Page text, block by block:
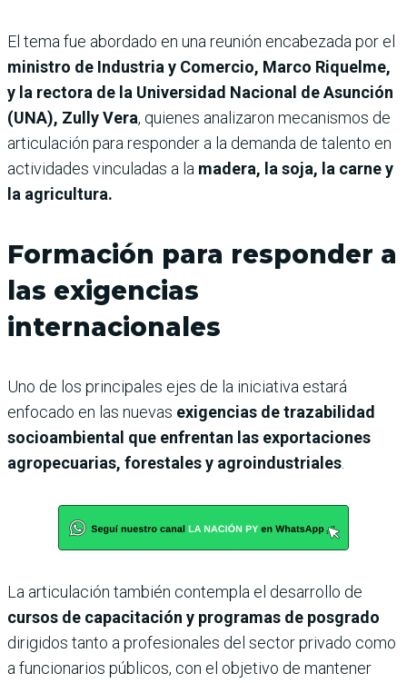
El tema fue abordado en una reunión encabezada por el
ministro de Industria y Comercio, Marco Riquelme,
y la rectora de la Universidad Nacional de Asunción
(UNA), Zully Vera, quienes analizaron mecanismos de
articulación para responder a la demanda de talento en
actividades vinculadas a la madera, la soja, la carne y
la agricultura.
Formación para responder a
las exigencias
internacionales
Uno de los principales ejes de la iniciativa estará
enfocado en las nuevas exigencias de trazabilidad
socioambiental que enfrentan las exportaciones
agropecuarias, forestales y agroindustriales
La articulación también contempla el desarrollo de
cursos de capacitación y programas de posgrado
dirigidos tanto a profesionales del sector privado como
a funcionarios públicos, con el objetivo de mantener